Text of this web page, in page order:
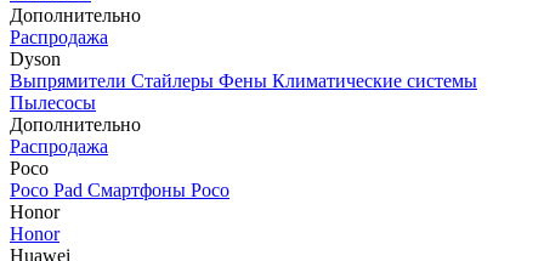
Дополнительно
Распродажа
Dyson
Выпрямители Стайлеры Фены Климатические системы
Пылесосы
Дополнительно
Распродажа
Poco
Poco Pad Смартфоны Poco
Honor
Honor
Huawei